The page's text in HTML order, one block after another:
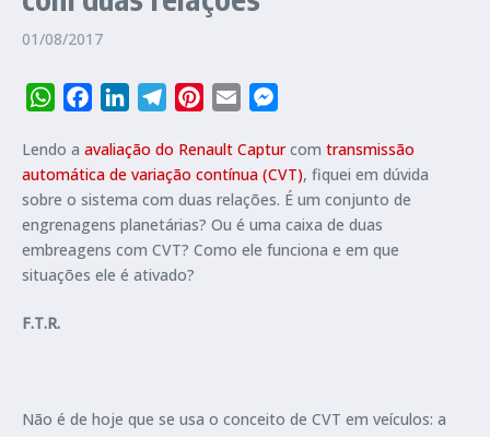
01/08/2017
WhatsAppFacebookLinkedInTelegramPinterest
Email
Lendo a avaliação do Renault Capturcom transmissão
automática de variação contínua (CVT), fiquei em dúvida
sobre o sistema com duas relações. É um conjunto de
engrenagens planetárias? Ou é uma caixa de duas
embreagens com CVT? Como ele funciona e em que
situações ele é ativado?
F.T.R.
Não é de hoje que se usa o conceito de CVT em veículos: a